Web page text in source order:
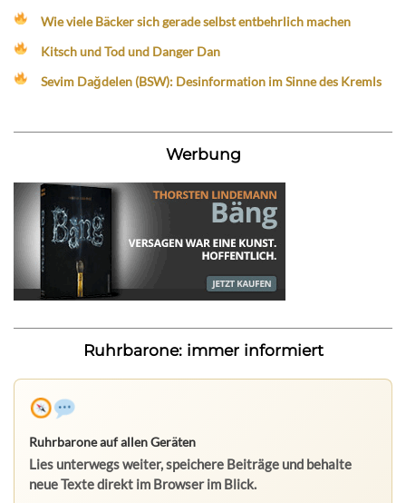
Wie viele Bäcker sich gerade selbst entbehrlich machen
Kitsch und Tod und Danger Dan
Sevim Dağdelen (BSW): Desinformation im Sinne des Kremls
Werbung
Ruhrbarone: immer informiert
Ruhrbarone auf allen Geräten
Lies unterwegs weiter, speichere Beiträge und behalte
neue Texte direkt im Browser im Blick.